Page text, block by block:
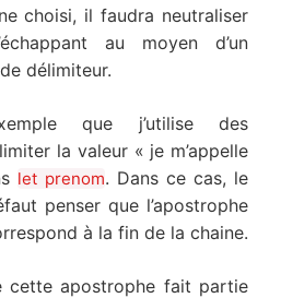
choisi, il faudra neutraliser
au moyen d’un
délimiteur.
que j’utilise des
la valeur « je m’appelle
let prenom. Dans ce cas, le
penser que l’apostrophe
à la fin de la chaine.
cette apostrophe fait partie